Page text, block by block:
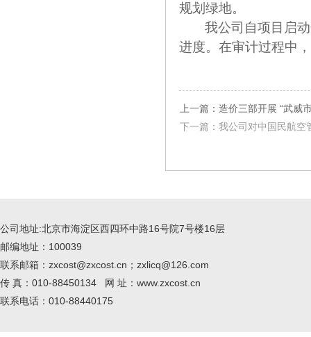
规划绿地。
我公司自项目启
进度。 在审计过程中
上一篇：造价三部开展 “武
下一篇：我公司对中国民航空
公司地址:北京市海淀区西四环中路16号院7号楼16层
邮编地址：100039
联系邮箱：zxcost@zxcost.cn；zxlicq@126.com
传 真：010-88450134 网 址：www.zxcost.cn
联系电话：010-88440175